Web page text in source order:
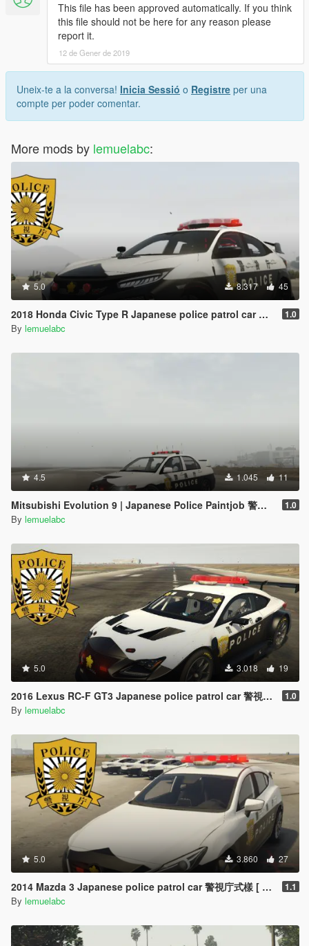
This file has been approved automatically. If you think
this file should not be here for any reason please
report it.
12 de Gener de 2019
Uneix-te a la conversa! Inicia Sessió o Registre per una
compte per poder comentar.
More mods by lemuelabc:
5.0 8.317 45
2018 Honda Civic Type R Japanese police patrol car 警視庁式樣 [ Replace | ELS ] 1.0
By lemuelabc
4.5 1.045 11
Mitsubishi Evolution 9 | Japanese Police Paintjob 警視庁式樣 1.0
By lemuelabc
5.0 3.018 19
2016 Lexus RC-F GT3 Japanese police patrol car 警視庁式樣 [ Replace | ELS ] 1.0
By lemuelabc
5.0 3.860 27
2014 Mazda 3 Japanese police patrol car 警視庁式樣 [ Replace | ELS ] 1.1
By lemuelabc